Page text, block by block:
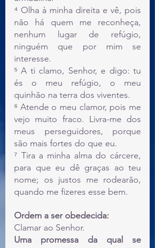
⁴ Olha à minha direita e vê, pois
não há quem me reconheça,
nenhum lugar de refúgio,
ninguém que por mim se
interesse.
⁵ A ti clamo, Senhor, e digo: tu
és o meu refúgio, o meu
quinhão na terra dos viventes.
⁶ Atende o meu clamor, pois me
vejo muito fraco. Livra-me dos
meus perseguidores, porque
são mais fortes do que eu.
⁷ Tira a minha alma do cárcere,
para que eu dê graças ao teu
nome; os justos me rodearão,
quando me fizeres esse bem.
Ordem a ser obedecida:
Clamar ao Senhor.
Uma promessa da qual se